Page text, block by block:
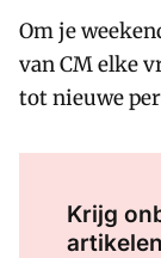
Om je
van CM elke
tot nieuwe
Krijg